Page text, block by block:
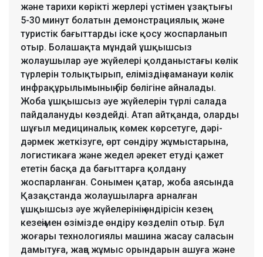
және тарихи көрікті жерлері үстімен ұзақтығы
5-30 минут болатын демонстрациялық және
туристік бағыттарды іске қосу жоспарланып
отыр. Болашақта мұндай ұшқышсыз
жолаушылар әуе жүйелері қолданыстағы көлік
түрлерін толықтырып, еліміздің заманауи көлік
инфрақұрылымының бір бөлігіне айналады.
Жоба ұшқышсыз әуе жүйелерін түрлі салада
пайдалануды көздейді. Атап айтқанда, оларды
шұғыл медициналық көмек көрсетуге, дәрі-
дәрмек жеткізуге, өрт сөндіру жұмыстарына,
логистикаға және жедел әрекет етуді қажет
ететін басқа да бағыттарға қолдану
жоспарланған. Сонымен қатар, жоба аясында
Қазақстанда жолаушыларға арналған
ұшқышсыз әуе жүйелерінің өндірісін кезең-
кезеңімен өзімізде өндіру көзделіп отыр. Бұл
жоғары технологиялы машина жасау саласын
дамытуға, жаңа жұмыс орындарын ашуға және